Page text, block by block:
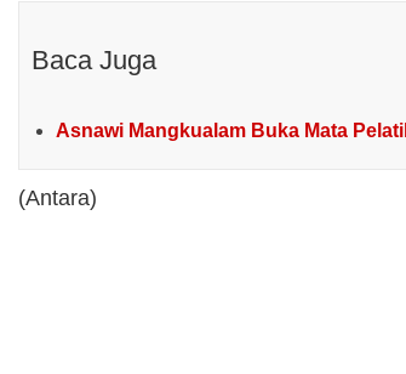
Baca Juga
Asnawi Mangkualam Buka Mata
(Antara)